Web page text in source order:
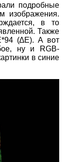
подробные
изображения.
в то
Также
(∆E). А вот
ну и RGB-
в синие